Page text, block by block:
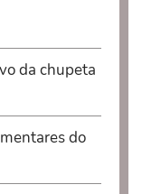
da chupeta
do